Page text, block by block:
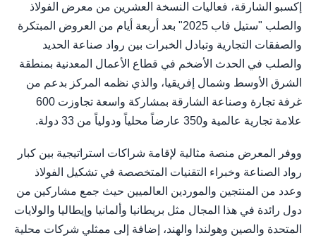
إكسبو الشارقة، فعاليات النسخة العشرين من معرض الفولاذ
والصلب "ستيل فاب 2025" بعد أربعة أيام من العروض المبتكرة
والصفقات التجارية وتبادل الخبرات بين رواد صناعة الحديد
والصلب في الحدث الأضخم في قطاع الأعمال المعدنية بمنطقة
الشرق الأوسط وشمال إفريقيا، والذي نظمه المركز بدعم من
غرفة تجارة وصناعة الشارقة بمشاركة واسعة تجاوزت 600
علامة تجارية عالمية و350 عارضاً محلياً ودولياً من 33 دولة.
ووفر المعرض منصة مثالية لإقامة شراكات استراتيجية بين كبار
رواد الصناعة وخبراء التقنيات المتخصصة في تشكيل الفولاذ
وعدد من المنتجين والموردين العالميين حيث جمع مشاركين من
دول رائدة في هذا المجال مثل بريطانيا وألمانيا وإيطاليا والولايات
المتحدة والصين وهولندا والهند، إضافة إلى ممثلي شركات محلية